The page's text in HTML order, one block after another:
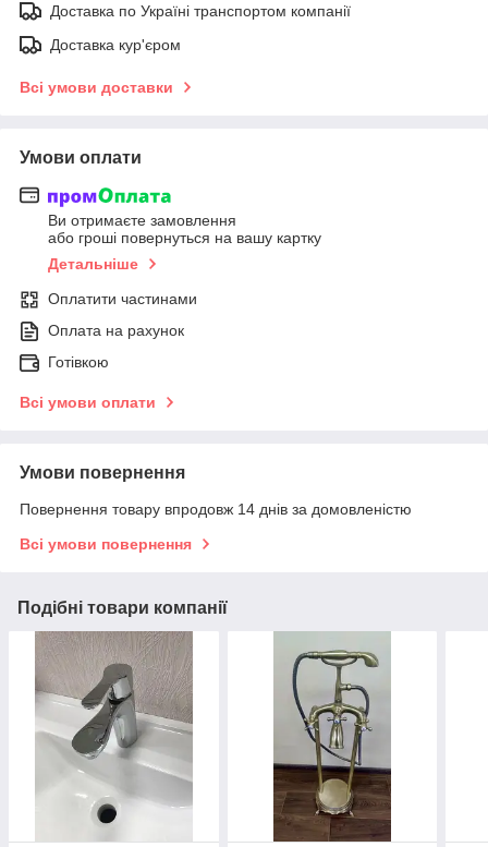
Доставка по Україні транспортом компанії
Доставка кур'єром
Всі умови доставки
Умови оплати
Ви отримаєте замовлення
або гроші повернуться на вашу картку
Детальніше
Оплатити частинами
Оплата на рахунок
Готівкою
Всі умови оплати
Умови повернення
Повернення товару впродовж 14 днів за домовленістю
Всі умови повернення
Подібні товари компанії